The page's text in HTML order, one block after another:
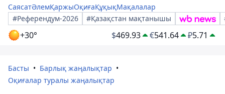
СаясатӘлемҚаржыОқиғаҚұқықМақалалар
#Референдум-2026
#Қазақстан мақтанышы
+30° $469.93 €541.64 ₽5.71
Басты
Барлық жаңалықтар
Оқиғалар туралы жаңалықтар